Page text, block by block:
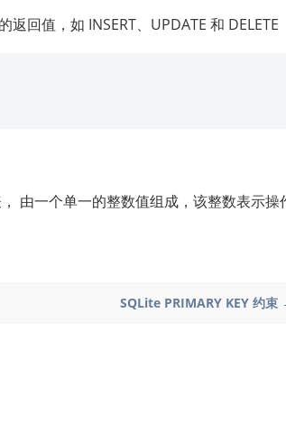
回值，如 INSERT、UPDATE 和 DELETE
由一个单一的整数值组成，该整数表示操
SQLite PRIMARY KEY 约束